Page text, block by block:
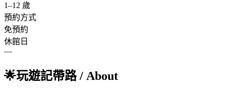
1–12 歲
預約方式
免預約
休館日
—
🌟玩遊記帶路/ About